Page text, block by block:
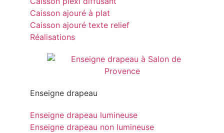
Caisson ajouré à plat
Caisson ajouré texte relief
Réalisations
Enseigne drapeau
Enseigne drapeau lumineuse
Enseigne drapeau non lumineuse